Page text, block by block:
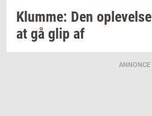
Klum­me: Den op­le­vel­se
at gå glip af
ANNONCE